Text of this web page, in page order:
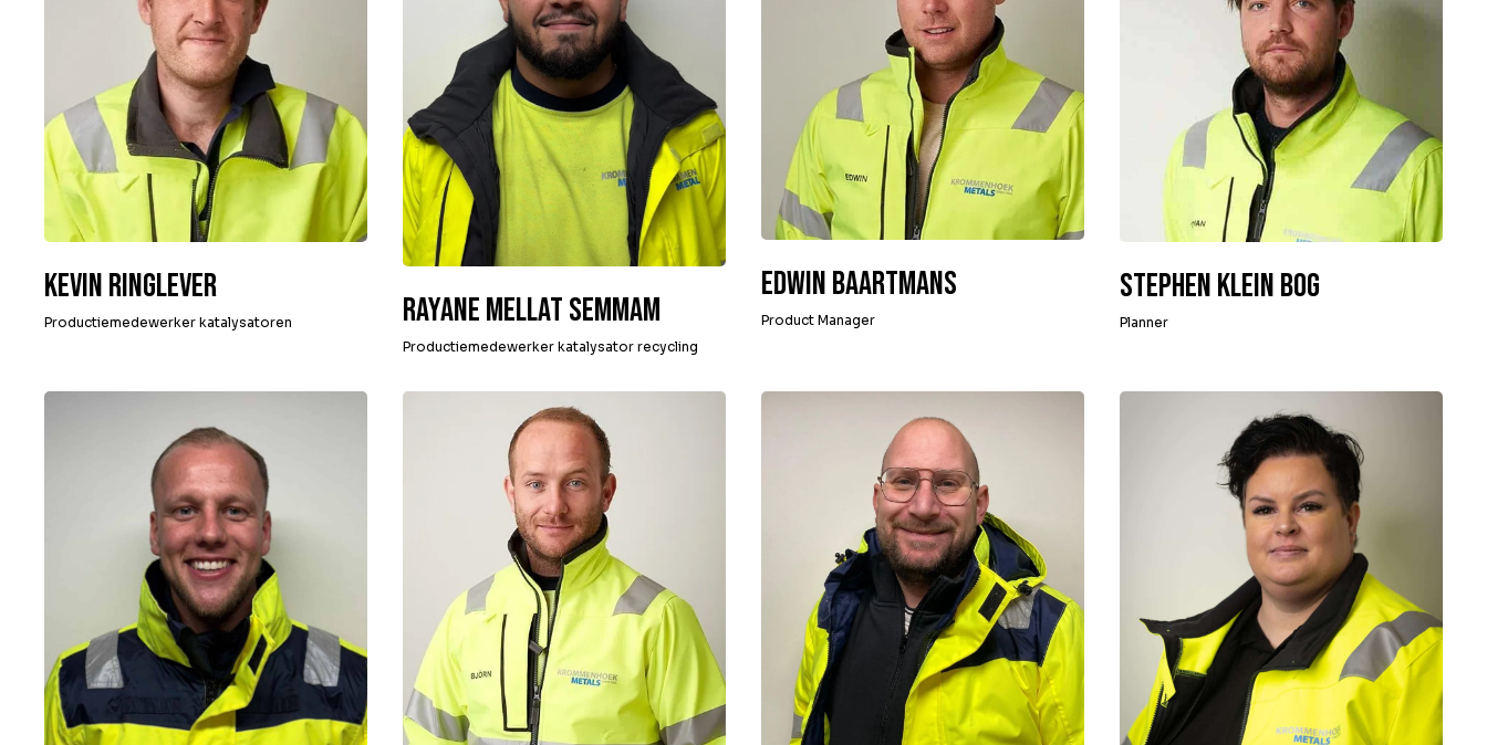
Kevin Ringlever
Productiemedewerker katalysatoren Rayane Mellat Semmam
Productiemedewerker katalysator recycling
Edwin Baartmans
Product Manager
Stephen Klein Bog
Planner